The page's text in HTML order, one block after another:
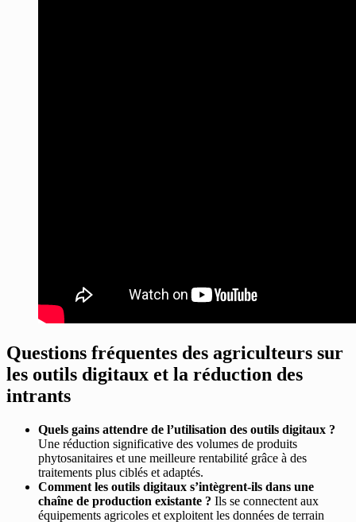
Questions fréquentes des agriculteurs sur
les outils digitaux et la réduction des
intrants
Quels gains attendre de l’utilisation des outils digitaux ?
Une réduction significative des volumes de produits
phytosanitaires et une meilleure rentabilité grâce à des
traitements plus ciblés et adaptés.
Comment les outils digitaux s’intègrent-ils dans une
chaîne de production existante ? Ils se connectent aux
équipements agricoles et exploitent les données de terrain